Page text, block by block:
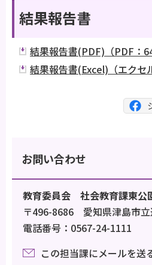
結果報告書
結果報告書(PDF)（PDF：
結果報告書(Excel)（エクセ
お問い合わせ
教育委員会 社会教育課東公
〒496-8686 愛知県津島市
電話番号：0567-24-1111
この担当課にメールを送